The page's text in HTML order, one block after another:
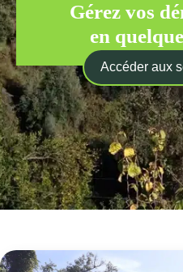
Gérez vos
en
Accéder aux